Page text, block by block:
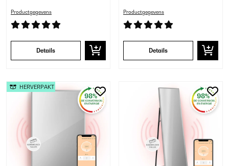
Productgegevens
Details
Productgegevens
Details
HERVERPAKT